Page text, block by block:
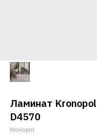
Ламинат
D4570
Kronopol